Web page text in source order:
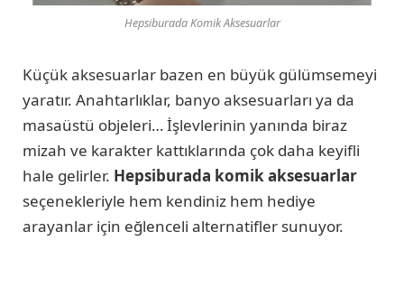
Hepsiburada Komik Aksesuarlar
Küçük aksesuarlar bazen en büyük gülümsemeyi
yaratır. Anahtarlıklar, banyo aksesuarları ya da
masaüstü objeleri… İşlevlerinin yanında biraz
mizah ve karakter kattıklarında çok daha keyifli
hale gelirler. Hepsiburada komik aksesuarlar
seçenekleriyle hem kendiniz hem hediye
arayanlar için eğlenceli alternatifler sunuyor.